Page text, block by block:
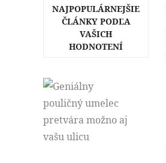
NAJPOPULÁRNEJŠIE
ČLÁNKY PODĽA
VAŠICH
HODNOTENÍ